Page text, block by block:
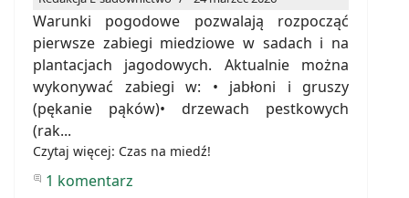
Warunki pogodowe pozwalają rozpocząć
pierwsze zabiegi miedziowe w sadach i na
plantacjach jagodowych. Aktualnie można
wykonywać zabiegi w: • jabłoni i gruszy
(pękanie pąków)• drzewach pestkowych
(rak...
Czytaj więcej: Czas na miedź!
1 komentarz